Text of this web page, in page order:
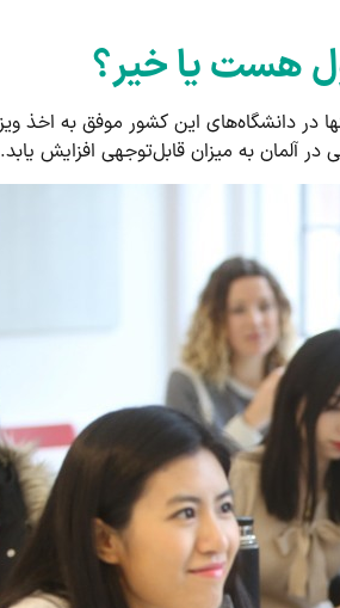
هست یا خیر؟
در دانشگاه‌های این کشور موفق به اخذ
آلمان به میزان قابل‌توجهی افزایش یابد.